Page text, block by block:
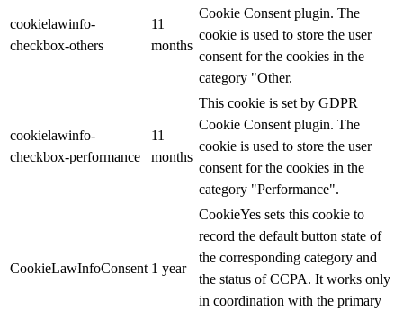
cookielawinfo-
checkbox-others
11
months
Cookie Consent plugin. The
cookie is used to store the user
consent for the cookies in the
category "Other.
cookielawinfo-
checkbox-performance
11
months
This cookie is set by GDPR
Cookie Consent plugin. The
cookie is used to store the user
consent for the cookies in the
category "Performance".
CookieLawInfoConsent 1 year
CookieYes sets this cookie to
record the default button state of
the corresponding category and
the status of CCPA. It works only
in coordination with the primary